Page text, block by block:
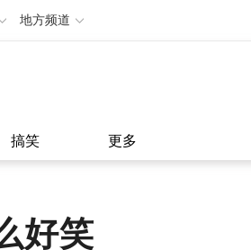
地方频道
搞笑 更多
好笑